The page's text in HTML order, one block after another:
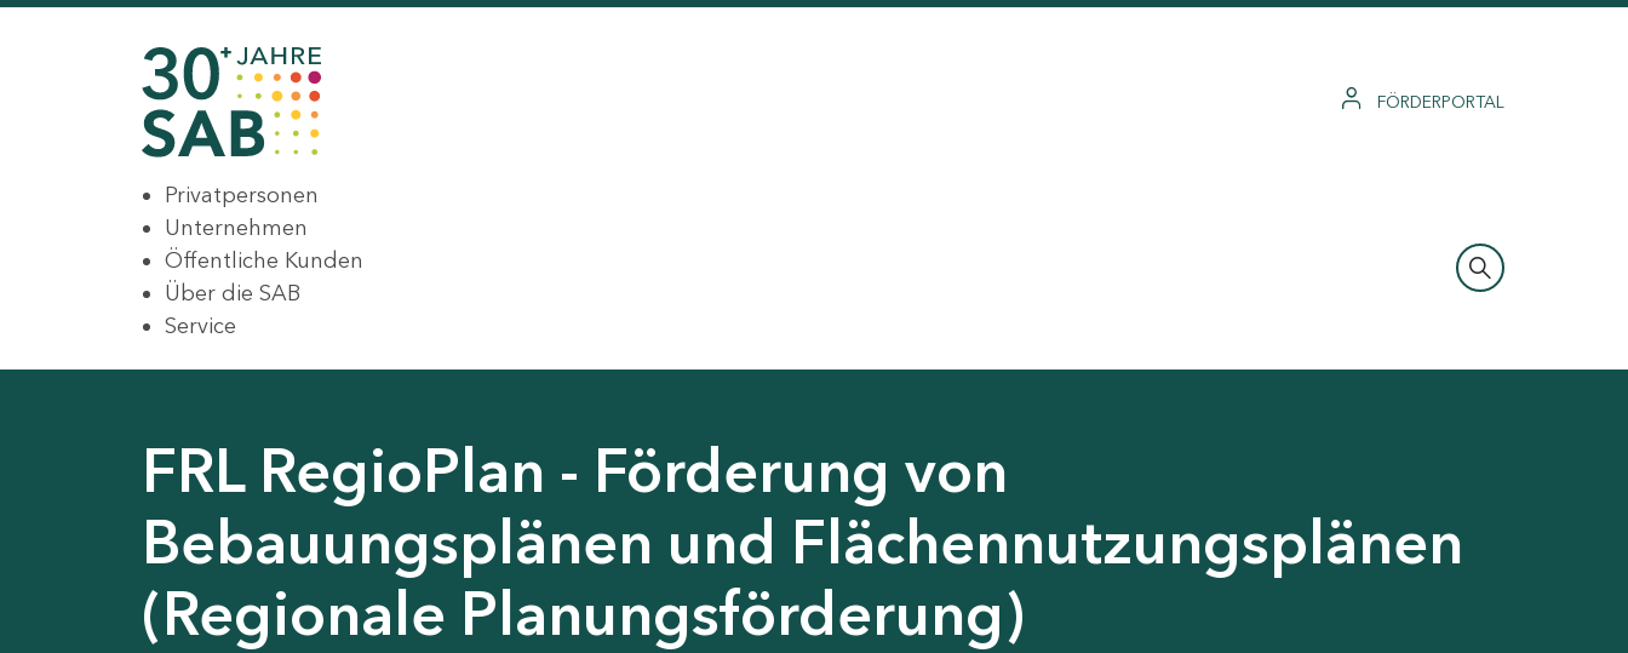
FÖRDERPORTAL
Privatpersonen
Unternehmen
Öffentliche Kunden
Über die SAB
Service
FRL RegioPlan - Förderung von
Bebauungsplänen und Flächennutzungsplänen
(Regionale Planungsförderung)